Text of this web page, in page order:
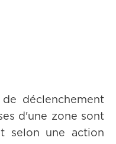
déclenchement
d'une zone sont
selon une action